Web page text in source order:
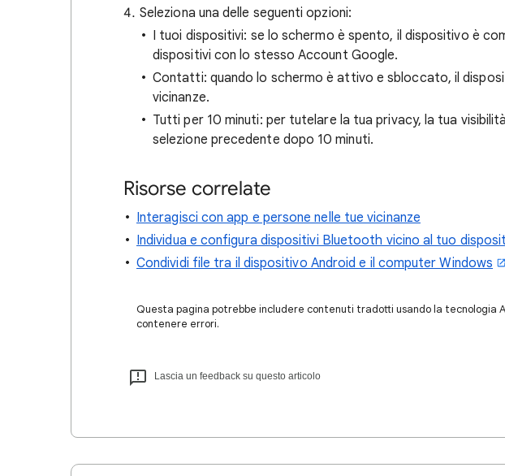
Seleziona una delle seguenti opzioni:
I tuoi dispositivi: se lo schermo è spento, il dispositivo è
dispositivi con lo stesso Account Google.
Contatti: quando lo schermo è attivo e sbloccato, il
vicinanze.
Tutti per 10 minuti: per tutelare la tua privacy, la tua
selezione precedente dopo 10 minuti.
Risorse correlate
Interagisci con app e persone nelle tue vicinanze
Individua e configura dispositivi Bluetooth vicino al tuo
Condividi file tra il dispositivo Android e il computer Windows
Questa pagina potrebbe includere contenuti tradotti usando la tecnologia
contenere errori.
Lascia un feedback su questo articolo